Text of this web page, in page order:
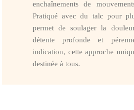
enchaînements de
Pratiqué avec du talc pour
permet de soulager la
détente profonde et
indication, cette approche
destinée à tous.